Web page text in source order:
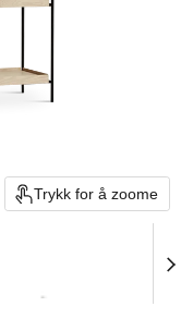
Trykk for å zoome